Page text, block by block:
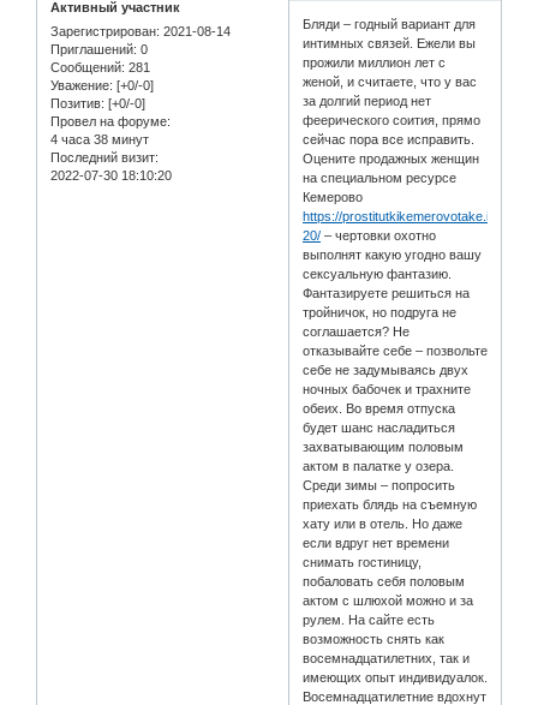
Активный участник
Зарегистрирован: 2021-08-14
Приглашений: 0
Сообщений: 281
Уважение: [+0/-0]
Позитив: [+0/-0]
Провел на форуме:
4 часа 38 минут
Последний визит:
2022-07-30 18:10:20
Бляди – годный вариант для
интимных связей. Ежели вы
прожили миллион лет с
женой, и считаете, что у вас
за долгий период нет
феерического соития, прямо
сейчас пора все исправить.
Оцените продажных женщин
на специальном ресурсе
Кемерово
https://prostitutkikemerovotake.info/
20/ – чертовки охотно
выполнят какую угодно вашу
сексуальную фантазию.
Фантазируете решиться на
тройничок, но подруга не
соглашается? Не
отказывайте себе – позвольте
себе не задумываясь двух
ночных бабочек и трахните
обеих. Во время отпуска
будет шанс насладиться
захватывающим половым
актом в палатке у озера.
Среди зимы – попросить
приехать блядь на съемную
хату или в отель. Но даже
если вдруг нет времени
снимать гостиницу,
побаловать себя половым
актом с шлюхой можно и за
рулем. На сайте есть
возможность снять как
восемнадцатилетних, так и
имеющих опыт индивидуалок.
Восемнадцатилетние вдохнут